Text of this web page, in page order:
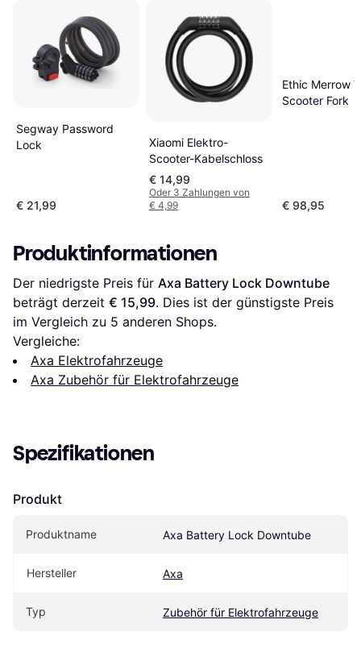
Segway Password
Lock
€ 21,99
Xiaomi Elektro-
Scooter-Kabelschloss
€ 14,99
Oder 3 Zahlungen von
€ 4,99
Ethic Merrow
Scooter Fork
€ 98,95
Produktinformationen
Der niedrigste Preis für Axa Battery Lock Downtube
beträgt derzeit € 15,99. Dies ist der günstigste Preis
im Vergleich zu 5 anderen Shops.
Vergleiche:
Axa Elektrofahrzeuge
Axa Zubehör für Elektrofahrzeuge
Spezifikationen
Produkt
Produktname Axa Battery Lock Downtube
Hersteller Axa
Typ Zubehör für Elektrofahrzeuge